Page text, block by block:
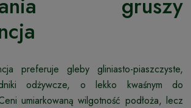
preferuje gleby gliniasto-piaszczyste,
odżywcze, o lekko kwaśnym do
umiarkowaną wilgotność podłoża, lecz